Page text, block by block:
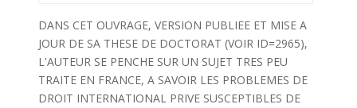
DANS CET OUVRAGE, VERSION PUBLIEE ET MISE A
JOUR DE SA THESE DE DOCTORAT (VOIR ID=2965),
L'AUTEUR SE PENCHE SUR UN SUJET TRES PEU
TRAITE EN FRANCE, A SAVOIR LES PROBLEMES DE
DROIT INTERNATIONAL PRIVE SUSCEPTIBLES DE